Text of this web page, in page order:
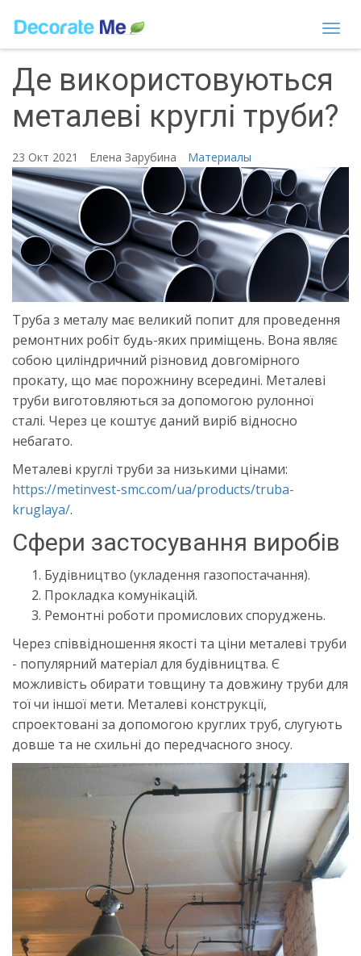
Де використовуються
металеві круглі труби?
23 Окт 2021 Елена Зарубина Материалы
Труба з металу має великий попит для проведення
ремонтних робіт будь-яких приміщень. Вона являє
собою циліндричний різновид довгомірного
прокату, що має порожнину всередині. Металеві
труби виготовляються за допомогою рулонної
сталі. Через це коштує даний виріб відносно
небагато.
Металеві круглі труби за низькими цінами:
https://metinvest-smc.com/ua/products/truba-
kruglaya/.
Сфери застосування виробів
Будівництво (укладення газопостачання).
Прокладка комунікацій.
Ремонтні роботи промислових споруджень.
Через співвідношення якості та ціни металеві труби
- популярний матеріал для будівництва. Є
можливість обирати товщину та довжину труби для
тої чи іншої мети. Металеві конструкції,
спроектовані за допомогою круглих труб, слугують
довше та не схильні до передчасного зносу.